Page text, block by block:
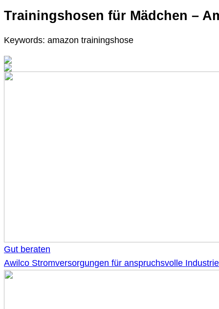
Trainingshosen für Mädchen –
Keywords: amazon trainingshose
Gut beraten
Awilco Stromversorgungen für anspruchsvolle